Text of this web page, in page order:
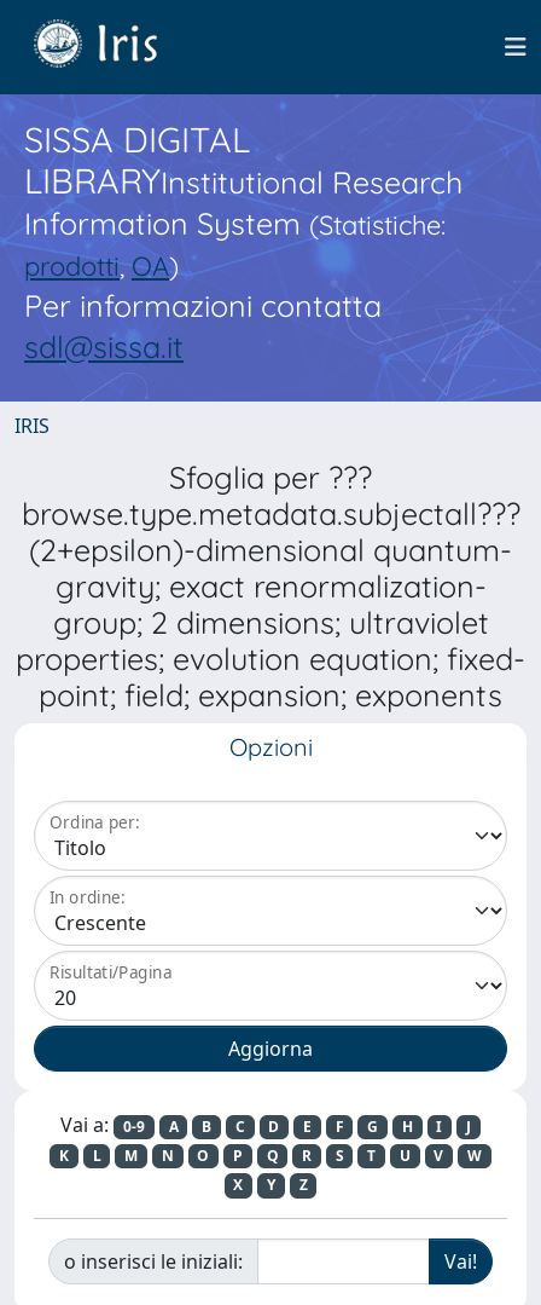
SISSA DIGITAL
LIBRARYInstitutional Research
Information System(Statistiche:
prodotti,OA)
Per informazioni contatta
sdl@sissa.it
IRIS
Sfoglia per ???
browse.type.metadata.subjectall???
(2+epsilon)-dimensional quantum-
gravity; exact renormalization-
group; 2 dimensions; ultraviolet
properties; evolution equation; fixed-
point; field; expansion; exponents
Opzioni
Ordina per:
In ordine:
Risultati/Pagina
Vai a: 0-9 A B C D E F G H I
J
K
L M N O P Q R S T U V
W
X
Y Z
o inserisci le iniziali: